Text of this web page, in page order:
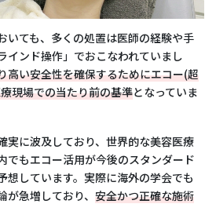
いても、多くの処置は医師の経験や手
インド操作」でおこなわれていまし
高い安全性を確保するためにエコー(超
現場での当たり前の基準となっていま
実に波及しており、世界的な美容医療
でもエコー活用が今後のスタンダード
想しています。実際に海外の学会でも
急増しており、 安全かつ正確な施術